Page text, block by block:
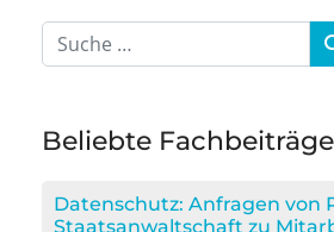
Beliebte Fachbeiträge
Datenschutz: Anfragen von
Staatsanwaltschaft zu